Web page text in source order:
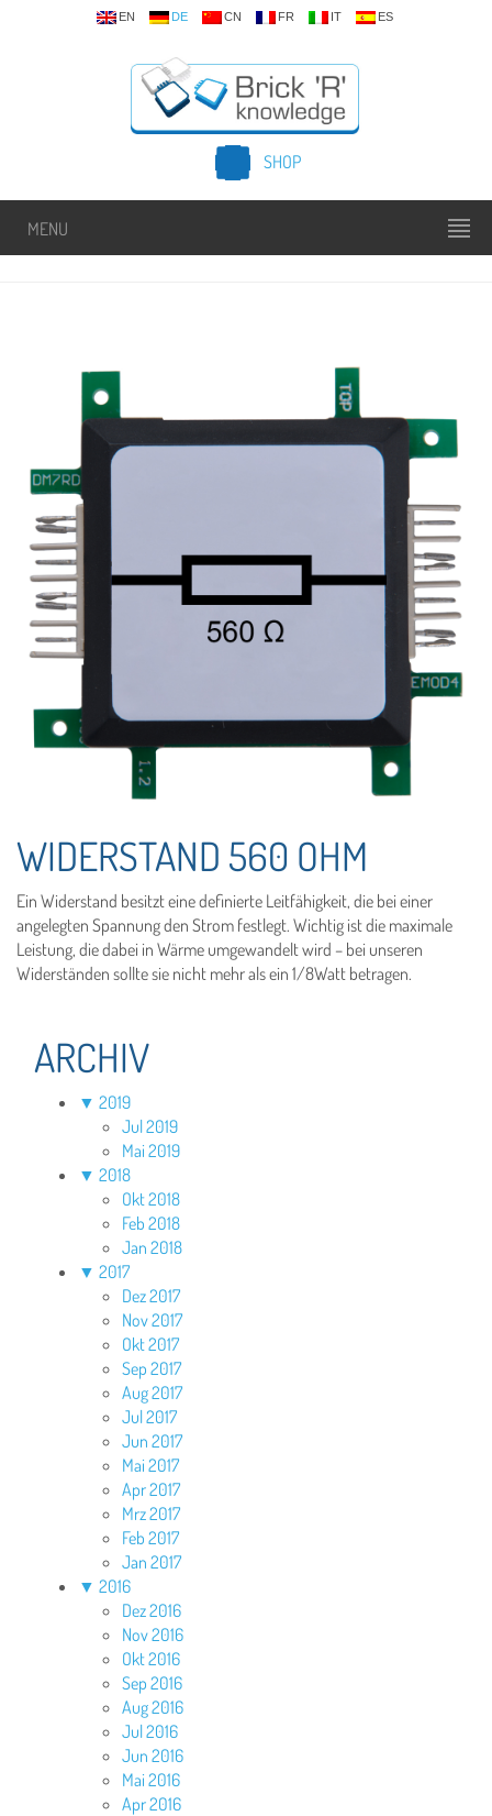
EN DE CN FR IT ES
SHOP
MENU
WIDERSTAND 560 OHM
Ein Widerstand besitzt eine definierte Leitfähigkeit, die bei einer
angelegten Spannung den Strom festlegt. Wichtig ist die maximale
Leistung, die dabei in Wärme umgewandelt wird – bei unseren
Widerständen sollte sie nicht mehr als ein 1/8Watt betragen.
ARCHIV
▼ 2019
Jul 2019
Mai 2019
▼ 2018
Okt 2018
Feb 2018
Jan 2018
▼ 2017
Dez 2017
Nov 2017
Okt 2017
Sep 2017
Aug 2017
Jul 2017
Jun 2017
Mai 2017
Apr 2017
Mrz 2017
Feb 2017
Jan 2017
▼ 2016
Dez 2016
Nov 2016
Okt 2016
Sep 2016
Aug 2016
Jul 2016
Jun 2016
Mai 2016
Apr 2016